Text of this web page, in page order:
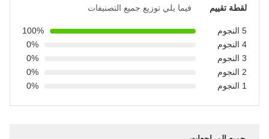
لقطة تقييم فيما يلي توزيع جميع التصنيفات
5 النجوم
100%
4 النجوم
0%
0%
0%
0%